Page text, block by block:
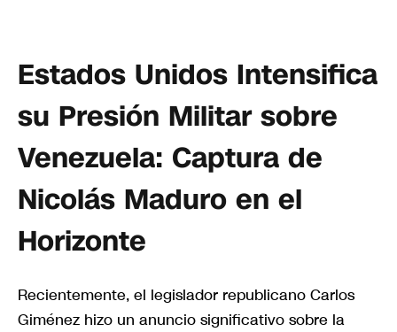
Estados Unidos Intensifica
su Presión Militar sobre
Venezuela: Captura de
Nicolás Maduro en el
Horizonte
Recientemente, el legislador republicano Carlos
Giménez hizo un anuncio significativo sobre la